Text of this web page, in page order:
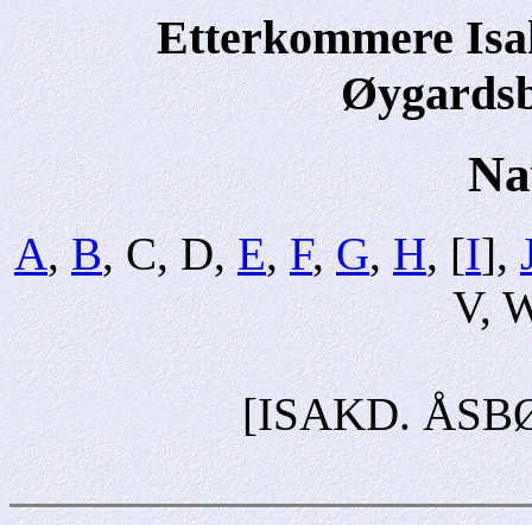
Etterkommere
A,B, C, D,E,F,G,H, [I],
V,
[ISAKD.